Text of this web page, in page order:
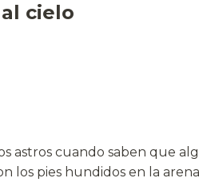
cielo
astros cuando saben que
los pies hundidos en la